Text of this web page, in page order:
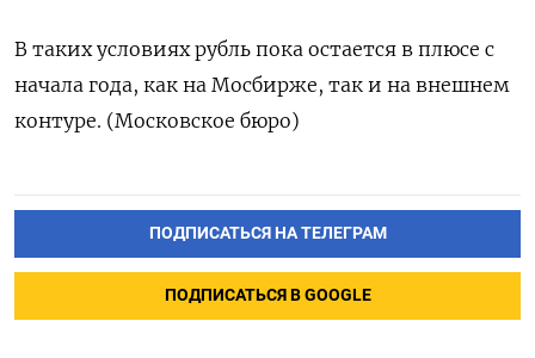
В таких условиях рубль пока остается в плюсе ‌с
начала года, как на Мосбирже, так и на внешнем
контуре. (Московское бюро)
ПОДПИСАТЬСЯ НА ТЕЛЕГРАМ
ПОДПИСАТЬСЯ В GOOGLE